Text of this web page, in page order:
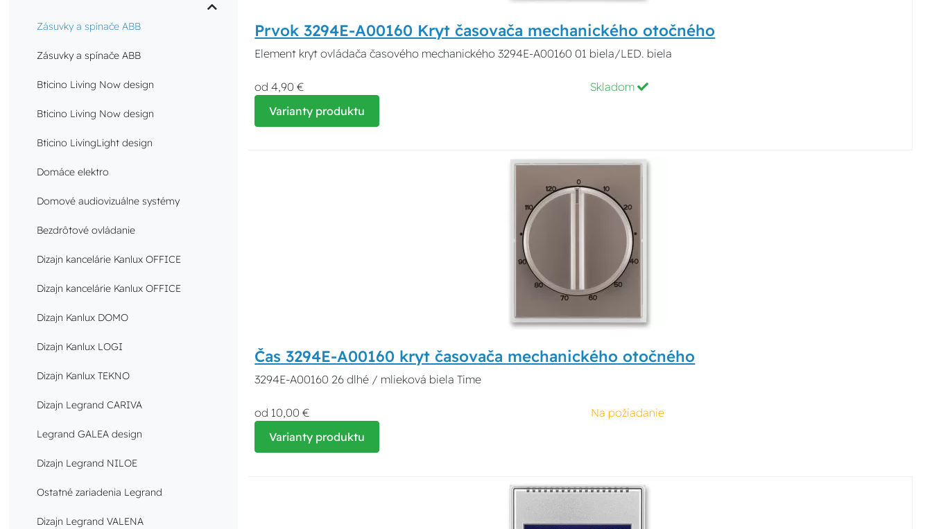
Zásuvky a spínače ABB
Zásuvky a spínače ABB
Bticino Living Now design
Bticino Living Now design
Bticino LivingLight design
Domáce elektro
Domové audiovizuálne systémy
Bezdrôtové ovládanie
Dizajn kancelárie Kanlux OFFICE
Dizajn kancelárie Kanlux OFFICE
Dizajn Kanlux DOMO
Dizajn Kanlux LOGI
Dizajn Kanlux TEKNO
Dizajn Legrand CARIVA
Legrand GALEA design
Dizajn Legrand NILOE
Ostatné zariadenia Legrand
Dizajn Legrand VALENA
Prvok 3294E-A00160 Kryt časovača mechanického otočného
Element kryt ovládača časového mechanického 3294E-A00160 01 biela/LED. biela
od 4,90 €
Skladom
Varianty produktu
Čas 3294E-A00160 kryt časovača mechanického otočného
3294E-A00160 26 dlhé / mlieková biela Time
od 10,00 €
Na požiadanie
Varianty produktu